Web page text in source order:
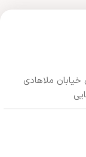
خیابان ملاهادی